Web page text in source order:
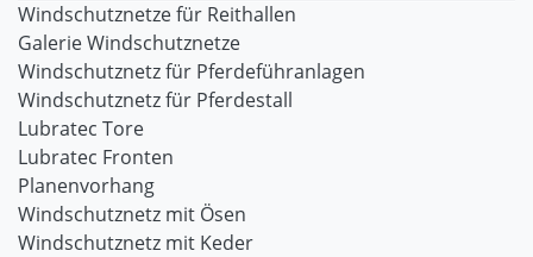
Windschutznetze für Reithallen
Galerie Windschutznetze
Windschutznetz für Pferdeführanlagen
Windschutznetz für Pferdestall
Lubratec Tore
Lubratec Fronten
Planenvorhang
Windschutznetz mit Ösen
Windschutznetz mit Keder